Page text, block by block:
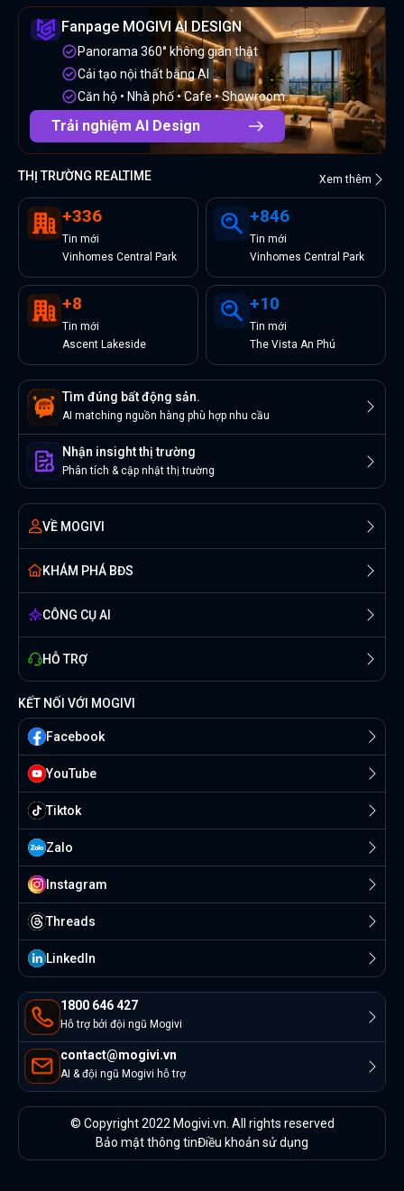
Fanpage MOGIVI AI DESIGN
Panorama 360° không gian thật
Cải tạo nội thất bằng AI
Căn hộ • Nhà phố • Cafe • Showroom
Trải nghiệm AI Design
THỊ TRƯỜNG REALTIME Xem thêm
+336
Tin mới
Vinhomes Central Park
+846
Tin mới
Vinhomes Central Park
+8
Tin mới
Ascent Lakeside
+10
Tin mới
The Vista An Phú
Tìm đúng bất động sản.
AI matching nguồn hàng phù hợp nhu cầu
Nhận insight thị trường
Phân tích & cập nhật thị trường
VỀ MOGIVI
KHÁM PHÁ BĐS
CÔNG CỤ AI
HỖ TRỢ
1800 646 427
Hỗ trợ bởi đội ngũ Mogivi
contact@mogivi.vn
AI & đội ngũ Mogivi hỗ trợ
KẾT NỐI VỚI MOGIVI
Facebook
YouTube
Tiktok
Zalo
Instagram
Threads
Linkedln
© Copyright 2022 Mogivi.vn. All rights reserved
Bảo mật thông tinĐiều khoản sử dụng